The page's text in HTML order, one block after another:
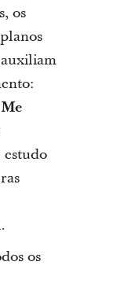
os
estudo
os